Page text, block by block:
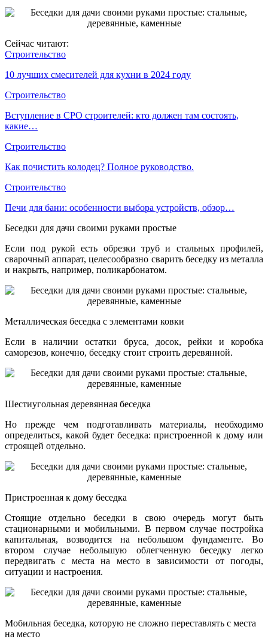
Сейчас читают:
Строительство
10 лучших смесителей для кухни в 2024 году
Строительство
Вступление в СРО строителей: кто должен там состоять,
какие…
Строительство
Как почистить колодец? Полное руководство.
Строительство
Печи для бани: особенности выбора устройств, обзор…
Беседки для дачи своими руками простые
Если под рукой есть обрезки труб и стальных профилей,
сварочный аппарат, целесообразно сварить беседку из металла
и накрыть, например, поликарбонатом.
Металлическая беседка с элементами ковки
Если в наличии остатки бруса, досок, рейки и коробка
саморезов, конечно, беседку стоит строить деревянной.
Шестиугольная деревянная беседка
Но прежде чем подготавливать материалы, необходимо
определиться, какой будет беседка: пристроенной к дому или
строящей отдельно.
Пристроенная к дому беседка
Стоящие отдельно беседки в свою очередь могут быть
стационарными и мобильными. В первом случае постройка
капитальная, возводится на небольшом фундаменте. Во
втором случае небольшую облегченную беседку легко
передвигать с места на место в зависимости от погоды,
ситуации и настроения.
Мобильная беседка, которую не сложно переставлять с места
на место